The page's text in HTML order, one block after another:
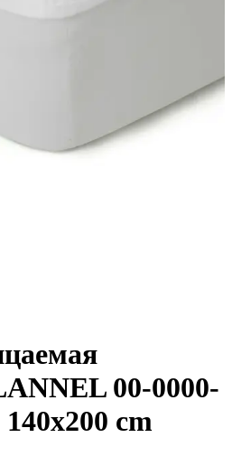
00-0000-
cm